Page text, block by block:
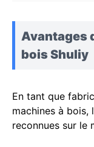
Avantages
bois Shuliy
En tant que
machines à bois,
reconnues sur le